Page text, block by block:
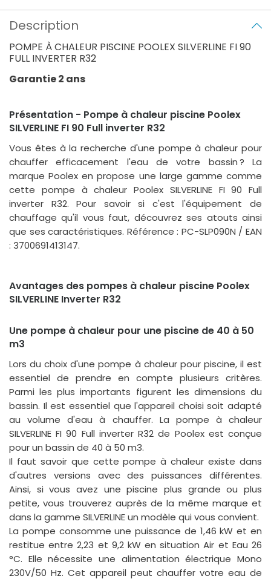
Description
POMPE À CHALEUR PISCINE POOLEX SILVERLINE FI 90
FULL INVERTER R32
Garantie 2 ans
Présentation - Pompe à chaleur piscine Poolex
SILVERLINE FI 90 Full inverter R32
Vous êtes à la recherche d'une pompe à chaleur pour
chauffer efficacement l'eau de votre bassin ? La
marque Poolex en propose une large gamme comme
cette pompe à chaleur Poolex SILVERLINE FI 90 Full
inverter R32. Pour savoir si c'est l'équipement de
chauffage qu'il vous faut, découvrez ses atouts ainsi
que ses caractéristiques. Référence : PC-SLP090N / EAN
: 3700691413147.
Avantages des pompes à chaleur piscine Poolex
SILVERLINE Inverter R32
Une pompe à chaleur pour une piscine de 40 à 50
m3
Lors du choix d'une pompe à chaleur pour piscine, il est
essentiel de prendre en compte plusieurs critères.
Parmi les plus importants figurent les dimensions du
bassin. Il est essentiel que l'appareil choisi soit adapté
au volume d'eau à chauffer. La pompe à chaleur
SILVERLINE FI 90 Full inverter R32 de Poolex est conçue
pour un bassin de 40 à 50 m3.
Il faut savoir que cette pompe à chaleur existe dans
d'autres versions avec des puissances différentes.
Ainsi, si vous avez une piscine plus grande ou plus
petite, vous trouverez auprès de la même marque et
dans la gamme SILVERLINE un modèle qui vous convient.
La pompe consomme une puissance de 1,46 kW et en
restitue entre 2,23 et 9,2 kW en situation Air et Eau 26
°C. Elle nécessite une alimentation électrique Mono
230V/50 Hz. Cet appareil peut chauffer votre eau de